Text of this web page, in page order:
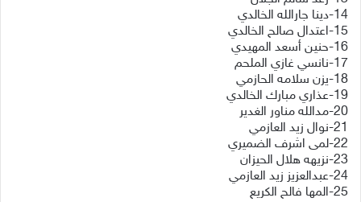
14-دينا جارالله الخالدي
15-اعتدال صالح الخالدي
16-حنين أسعد المهيدي
17-نانسي غازي الملحم
18-يزن سلامه الحازمي
19-عذاري مبارك الخالدي
20-مدالله مناور الغدير
21-نوال زيد العازمي
22-لمى اشرف الضميري
23-نزيهه هلال الحيزان
24-عبدالعزيز زيد العازمي
25-المها فالح الكريع